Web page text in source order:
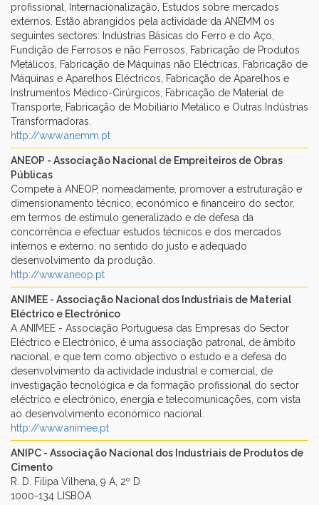
profissional, Internacionalização, Estudos sobre mercados
externos. Estão abrangidos pela actividade da ANEMM os
seguintes sectores: Indústrias Básicas do Ferro e do Aço,
Fundição de Ferrosos e não Ferrosos, Fabricação de Produtos
Metálicos, Fabricação de Máquinas não Eléctricas, Fabricação de
Máquinas e Aparelhos Eléctricos, Fabricação de Aparelhos e
Instrumentos Médico-Cirúrgicos, Fabricação de Material de
Transporte, Fabricação de Mobiliário Metálico e Outras Indústrias
Transformadoras.
http://www.anemm.pt
ANEOP - Associação Nacional de Empreiteiros de Obras
Públicas
Compete à ANEOP, nomeadamente, promover a estruturação e
dimensionamento técnico, económico e financeiro do sector,
em termos de estímulo generalizado e de defesa da
concorrência e efectuar estudos técnicos e dos mercados
internos e externo, no sentido do justo e adequado
desenvolvimento da produção.
http://www.aneop.pt
ANIMEE - Associação Nacional dos Industriais de Material
Eléctrico e Electrónico
A ANIMEE - Associação Portuguesa das Empresas do Sector
Eléctrico e Electrónico, é uma associação patronal, de âmbito
nacional, e que tem como objectivo o estudo e a defesa do
desenvolvimento da actividade industrial e comercial, de
investigação tecnológica e da formação profissional do sector
eléctrico e electrónico, energia e telecomunicações, com vista
ao desenvolvimento económico nacional.
http://www.animee.pt
ANIPC - Associação Nacional dos Industriais de Produtos de
Cimento
R. D. Filipa Vilhena, 9 A, 2º D
1000-134 LISBOA